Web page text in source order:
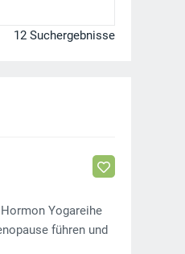
12 Suchergebnisse
Yogareihe
führen und